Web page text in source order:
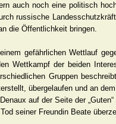
auch noch eine politisch
russische
die Öffentlichkeit bringen.
gefährlichen Wettlauf
Wettkampf der beiden
Gruppen
übergelaufen und an
auf der Seite der
seiner Freundin Beate